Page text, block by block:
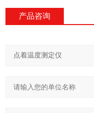
产品咨询